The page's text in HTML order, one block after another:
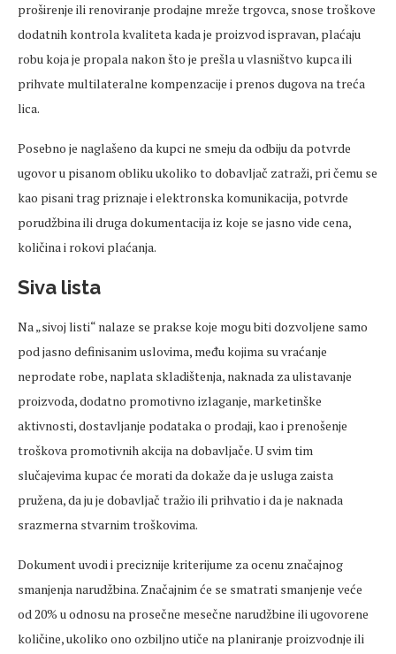
proširenje ili renoviranje prodajne mreže trgovca, snose troškove
dodatnih kontrola kvaliteta kada je proizvod ispravan, plaćaju
robu koja je propala nakon što je prešla u vlasništvo kupca ili
prihvate multilateralne kompenzacije i prenos dugova na treća
lica.
Posebno je naglašeno da kupci ne smeju da odbiju da potvrde
ugovor u pisanom obliku ukoliko to dobavljač zatraži, pri čemu se
kao pisani trag priznaje i elektronska komunikacija, potvrde
porudžbina ili druga dokumentacija iz koje se jasno vide cena,
količina i rokovi plaćanja.
Siva lista
Na „sivoj listi“ nalaze se prakse koje mogu biti dozvoljene samo
pod jasno definisanim uslovima, među kojima su vraćanje
neprodate robe, naplata skladištenja, naknada za ulistavanje
proizvoda, dodatno promotivno izlaganje, marketinške
aktivnosti, dostavljanje podataka o prodaji, kao i prenošenje
troškova promotivnih akcija na dobavljače. U svim tim
slučajevima kupac će morati da dokaže da je usluga zaista
pružena, da ju je dobavljač tražio ili prihvatio i da je naknada
srazmerna stvarnim troškovima.
Dokument uvodi i preciznije kriterijume za ocenu značajnog
smanjenja narudžbina. Značajnim će se smatrati smanjenje veće
od 20% u odnosu na prosečne mesečne narudžbine ili ugovorene
količine, ukoliko ono ozbiljno utiče na planiranje proizvodnje ili